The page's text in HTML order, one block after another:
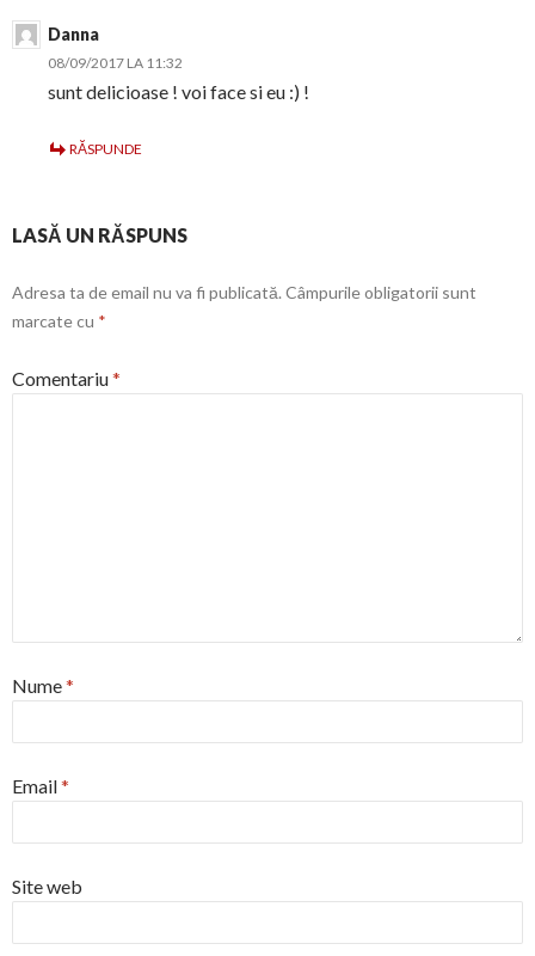
Danna
08/09/2017 LA 11:32
sunt delicioase ! voi face si eu :) !
RĂSPUNDE
LASĂ UN RĂSPUNS
Adresa ta de email nu va fi publicată. Câmpurile obligatorii sunt
marcate cu *
Comentariu*
Nume*
Email*
Site web